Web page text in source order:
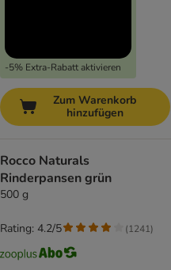
-5% Extra-Rabatt aktivieren
Zum Warenkorb
hinzufügen
Rocco Naturals
Rinderpansen grün
500 g
Rating: 4.2/5 (1241)